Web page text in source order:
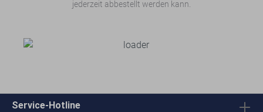
jederzeit abbestellt werden kann.
Service-Hotline